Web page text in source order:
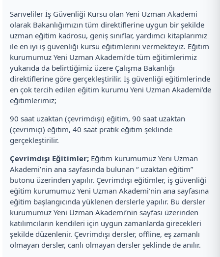
Sarıveliler İş Güvenliği Kursu olan Yeni Uzman Akademi
olarak Bakanlığımızın tüm direktiflerine uygun bir şekilde
uzman eğitim kadrosu, geniş sınıflar, yardımcı kitaplarımız
ile en iyi iş güvenliği kursu eğitimlerini vermekteyiz. Eğitim
kurumumuz Yeni Uzman Akademi’de tüm eğitimlerimiz
yukarıda da belirttiğimiz üzere Çalışma Bakanlığı
direktiflerine göre gerçekleştirilir. İş güvenliği eğitimlerinde
en çok tercih edilen eğitim kurumu Yeni Uzman Akademi’de
eğitimlerimiz;
90 saat uzaktan (çevrimdışı) eğitim, 90 saat uzaktan
(çevrimiçi) eğitim, 40 saat pratik eğitim şeklinde
gerçekleştirilir.
Çevrimdışı Eğitimler; Eğitim kurumumuz Yeni Uzman
Akademi’nin ana sayfasında bulunan “ uzaktan eğitim”
butonu üzerinden yapılır. Çevrimdışı eğitimler, iş güvenliği
eğitim kurumumuz Yeni Uzman Akademi’nin ana sayfasına
eğitim başlangıcında yüklenen derslerle yapılır. Bu dersler
kurumumuz Yeni Uzman Akademi’nin sayfası üzerinden
katılımcıların kendileri için uygun zamanlarda girecekleri
şekilde düzenlenir. Çevrimdışı dersler, offline, eş zamanlı
olmayan dersler, canlı olmayan dersler şeklinde de anılır.